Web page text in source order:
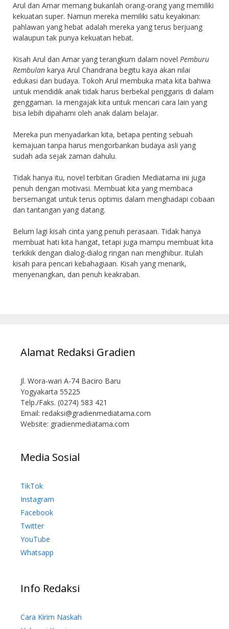
Arul dan Amar memang bukanlah orang-orang yang memiliki
kekuatan super. Namun mereka memiliki satu keyakinan:
pahlawan yang hebat adalah mereka yang terus berjuang
walaupun tak punya kekuatan hebat.
Kisah Arul dan Amar yang terangkum dalam novel Pemburu
Rembulan karya Arul Chandrana begitu kaya akan nilai
edukasi dan budaya. Tokoh Arul membuka mata kita bahwa
untuk mendidik anak tidak harus berbekal penggaris di dalam
genggaman. Ia mengajak kita untuk mencari cara lain yang
bisa lebih dipahami oleh anak dalam belajar.
Mereka pun menyadarkan kita, betapa penting sebuah
kemajuan tanpa harus mengorbankan budaya asli yang
sudah ada sejak zaman dahulu.
Tidak hanya itu, novel terbitan Gradien Mediatama ini juga
penuh dengan motivasi. Membuat kita yang membaca
bersemangat untuk terus optimis dalam menghadapi cobaan
dan tantangan yang datang.
Belum lagi kisah cinta yang penuh perasaan. Tidak hanya
membuat hati kita hangat, tetapi juga mampu membuat kita
terkikik dengan dialog-dialog ringan nan menghibur. Itulah
kisah para pencari kebahagiaan. Kisah yang menarik,
menyenangkan, dan penuh keakraban.
Alamat Redaksi Gradien
Jl. Wora-wari A-74 Baciro Baru
Yogyakarta 55225
Telp./Faks. (0274) 583 421
Email: redaksi@gradienmediatama.com
Website: gradienmediatama.com
Media Sosial
TikTok
Instagram
Facebook
Twitter
YouTube
Whatsapp
Info Redaksi
Cara Kirim Naskah